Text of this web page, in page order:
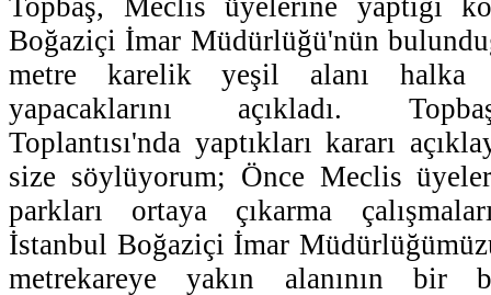
Boğaziçi İmar Müdürlüğü'nün
metre karelik yeşil alanı halka
yapacaklarını açıkladı.
Toplantısı'nda yaptıkları kararı
size söylüyorum; Önce Meclis
parkları ortaya çıkarma
İstanbul Boğaziçi İmar
metrekareye yakın alanının bir